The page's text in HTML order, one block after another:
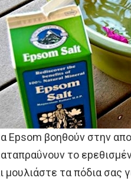
Epsom βοηθούν στην
το
μουλιάστε τα πόδια σας